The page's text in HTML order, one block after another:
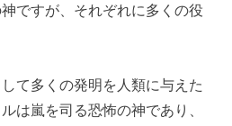
ですが、それぞれに多くの役
て多くの発明を人類に与えた
は嵐を司る恐怖の神であり、